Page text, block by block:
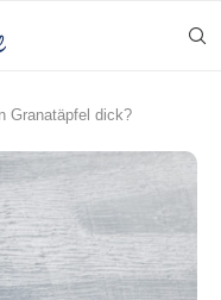
Granatäpfel dick?